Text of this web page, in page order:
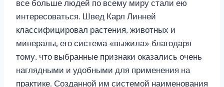
все больше людей по всему миру стали ею
интересоваться. Швед Карл Линней
классифицировал растения, животных и
минералы, его система «выжила» благодаря
тому, что выбранные признаки оказались очень
наглядными и удобными для применения на
практике. Созданной им системой наименования